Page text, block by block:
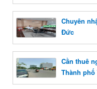
Chuyên
Đức
Cần thuê
Thành